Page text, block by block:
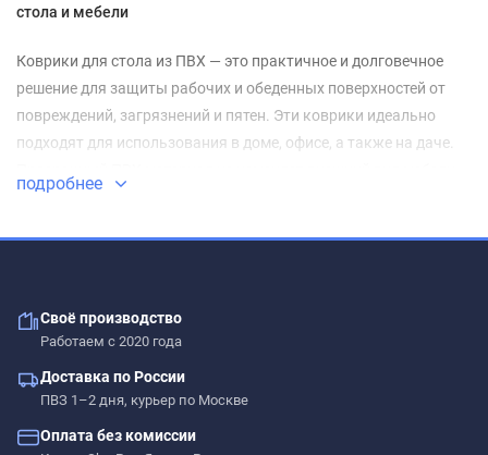
стола и мебели
Коврики для стола из ПВХ — это практичное и долговечное
решение для защиты рабочих и обеденных поверхностей от
повреждений, загрязнений и пятен. Эти коврики идеально
подходят для использования в доме, офисе, а также на даче.
обеспечивая надежную защиту для столов, тумб, кухонных
Коврики из ПВХ обладают множеством преимуществ. Они
устойчивы к воздействию влаги и высоких температур, что
делает их отличным выбором для защиты столов, на которых
часто стоят чашки с горячими напитками или тарелки с едой.
подробнее
Своё производство
Работаем с 2020 года
Доставка по России
ПВЗ 1–2 дня, курьер по Москве
Оплата без комиссии